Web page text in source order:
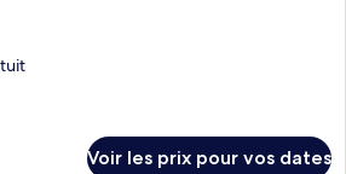
Voir les prix pour vos dates